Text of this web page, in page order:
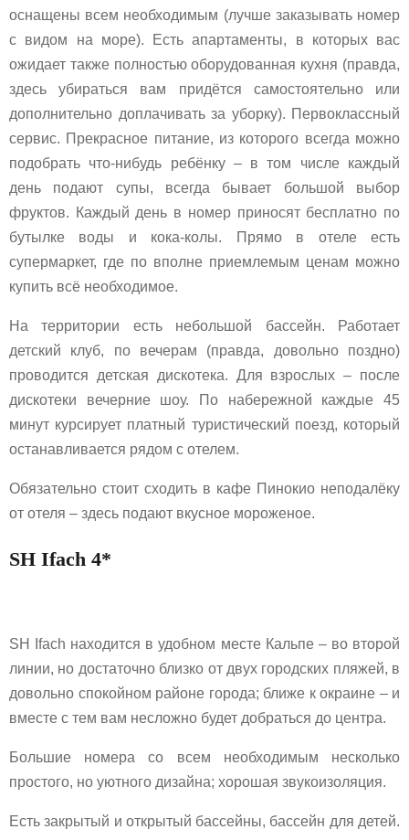
оснащены всем необходимым (лучше заказывать номер
с видом на море). Есть апартаменты, в которых вас
ожидает также полностью оборудованная кухня (правда,
здесь убираться вам придётся самостоятельно или
дополнительно доплачивать за уборку). Первоклассный
сервис. Прекрасное питание, из которого всегда можно
подобрать что-нибудь ребёнку – в том числе каждый
день подают супы, всегда бывает большой выбор
фруктов. Каждый день в номер приносят бесплатно по
бутылке воды и кока-колы. Прямо в отеле есть
супермаркет, где по вполне приемлемым ценам можно
купить всё необходимое.
На территории есть небольшой бассейн. Работает
детский клуб, по вечерам (правда, довольно поздно)
проводится детская дискотека. Для взрослых – после
дискотеки вечерние шоу. По набережной каждые 45
минут курсирует платный туристический поезд, который
останавливается рядом с отелем.
Обязательно стоит сходить в кафе Пинокио неподалёку
от отеля – здесь подают вкусное мороженое.
SH Ifach 4*
SH Ifach находится в удобном месте Кальпе – во второй
линии, но достаточно близко от двух городских пляжей, в
довольно спокойном районе города; ближе к окраине – и
вместе с тем вам несложно будет добраться до центра.
Большие номера со всем необходимым несколько
простого, но уютного дизайна; хорошая звукоизоляция.
Есть закрытый и открытый бассейны, бассейн для детей.